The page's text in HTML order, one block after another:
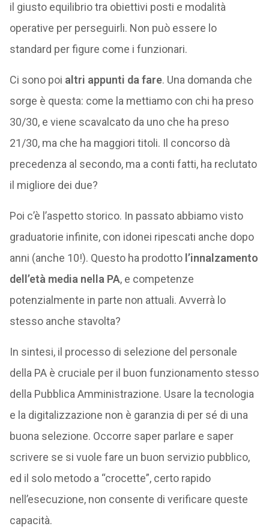
il giusto equilibrio tra obiettivi posti e modalità
operative per perseguirli. Non può essere lo
standard per figure come i funzionari.
Ci sono poi altri appunti da fare. Una domanda che
sorge è questa: come la mettiamo con chi ha preso
30/30, e viene scavalcato da uno che ha preso
21/30, ma che ha maggiori titoli. Il concorso dà
precedenza al secondo, ma a conti fatti, ha reclutato
il migliore dei due?
Poi c’è l’aspetto storico. In passato abbiamo visto
graduatorie infinite, con idonei ripescati anche dopo
anni (anche 10!). Questo ha prodotto l’innalzamento
dell’età media nella PA, e competenze
potenzialmente in parte non attuali. Avverrà lo
stesso anche stavolta?
In sintesi, il processo di selezione del personale
della PA è cruciale per il buon funzionamento stesso
della Pubblica Amministrazione. Usare la tecnologia
e la digitalizzazione non è garanzia di per sé di una
buona selezione. Occorre saper parlare e saper
scrivere se si vuole fare un buon servizio pubblico,
ed il solo metodo a “crocette”, certo rapido
nell’esecuzione, non consente di verificare queste
capacità.